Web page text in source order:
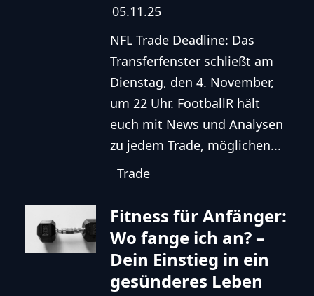
05.11.25
NFL Trade Deadline: Das
Transferfenster schließt am
Dienstag, den 4. November,
um 22 Uhr. FootballR hält
euch mit News und Analysen
zu jedem Trade, möglichen...
Trade
Fitness für Anfänger:
Wo fange ich an? –
Dein Einstieg in ein
gesünderes Leben